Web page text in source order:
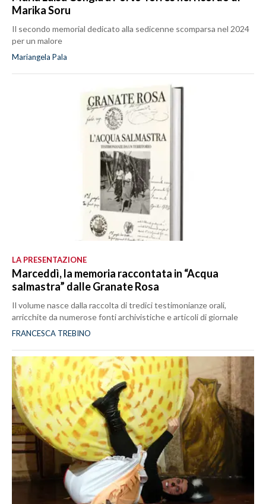
Marika Soru
Il secondo memorial dedicato alla sedicenne scomparsa nel 2024
per un malore
Mariangela Pala
LA PRESENTAZIONE
Marceddì, la memoria raccontata in “Acqua
salmastra” dalle Granate Rosa
Il volume nasce dalla raccolta di tredici testimonianze orali,
arricchite da numerose fonti archivistiche e articoli di giornale
FRANCESCA TREBINO